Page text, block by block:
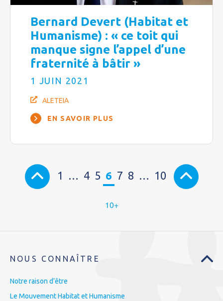
Bernard Devert (Habitat et
Humanisme) : « ce toit qui
manque signe l’appel d’une
fraternité à bâtir »
1 JUIN 2021
ALETEIA
EN SAVOIR PLUS
1 … 4 5 6 7 8 … 10
10+
NOUS CONNAÎTRE
Notre raison d’être
Le Mouvement Habitat et Humanisme